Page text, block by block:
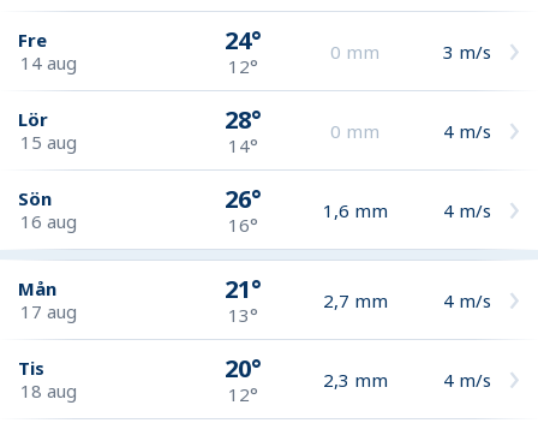
Fre
14 aug
24°
12°
0 mm 3 m/s
Lör
15 aug
28°
14°
0 mm 4 m/s
Sön
16 aug
26°
16°
1,6 mm 4 m/s
Mån
17 aug
21°
13°
2,7 mm 4 m/s
Tis
18 aug
20°
12°
2,3 mm 4 m/s